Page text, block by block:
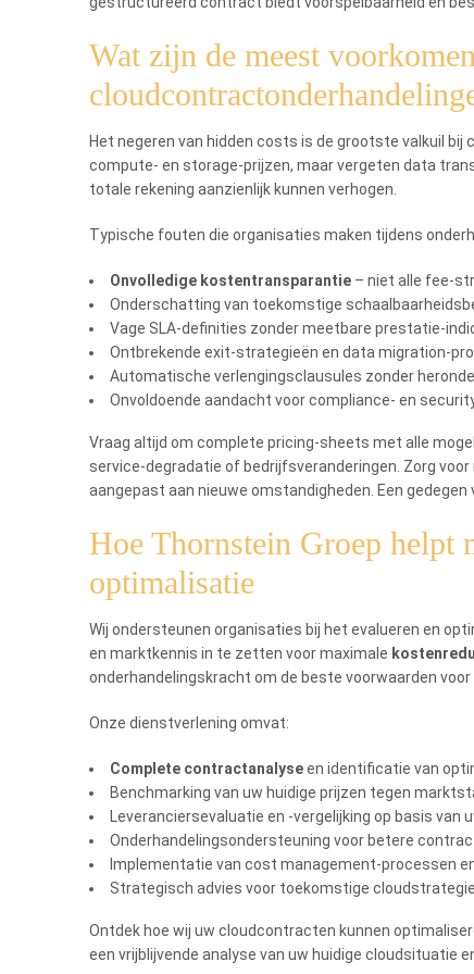
Wat zijn de meest
Het negeren van hidden costs is de grootste valkuil
compute- en storage-prijzen, maar vergeten data
totale rekening aanzienlijk kunnen verhogen.
Typische fouten die organisaties maken tijdens
Onvolledige kostentransparantie – niet alle fee-
Onderschatting van toekomstige
Vage SLA-definities zonder meetbare prestatie-
Ontbrekende exit-strategieën en data migration-
Automatische verlengingsclausules zonder
Onvoldoende aandacht voor compliance- en
Vraag altijd om complete pricing-sheets met alle
service-degradatie of bedrijfsveranderingen. Zorg
aangepast aan nieuwe omstandigheden. Een
Hoe Thornstein Groep helpt
optimalisatie
Wij ondersteunen organisaties bij het evalueren en
en marktkennis in te zetten voor maximale
onderhandelingskracht om de beste voorwaarden
Onze dienstverlening omvat:
Complete contractanalyseen identificatie van
Benchmarking van uw huidige prijzen tegen
Leveranciersevaluatie en -vergelijking op basis van
Onderhandelingsondersteuning voor betere
Implementatie van cost management-processen
Strategisch advies voor toekomstige
Ontdek hoe wij uw cloudcontracten kunnen
een vrijblijvende analyse van uw huidige cloudsituatie